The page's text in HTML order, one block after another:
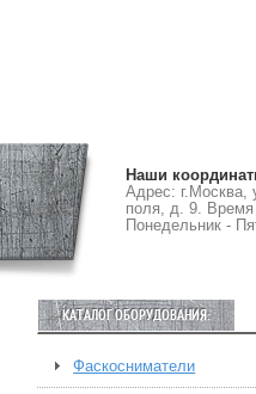
Наши
Адрес: г.Москва,
поля, д. 9. Время
Понедельник -
КАТАЛОГ ОБОРУДОВАНИЯ:
Фаскосниматели